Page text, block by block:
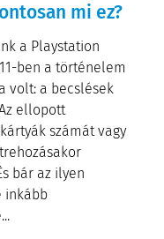
mi ez?
a Playstation
ben a történelem
volt: a becslések
ellopott
számát vagy
bár az ilyen
inkább